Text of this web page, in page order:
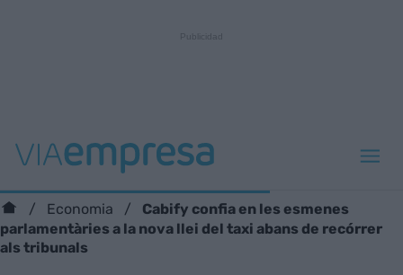
Economia
Cabify confia en les esmenes
parlamentàries a la nova llei del taxi abans de recórrer
als tribunals